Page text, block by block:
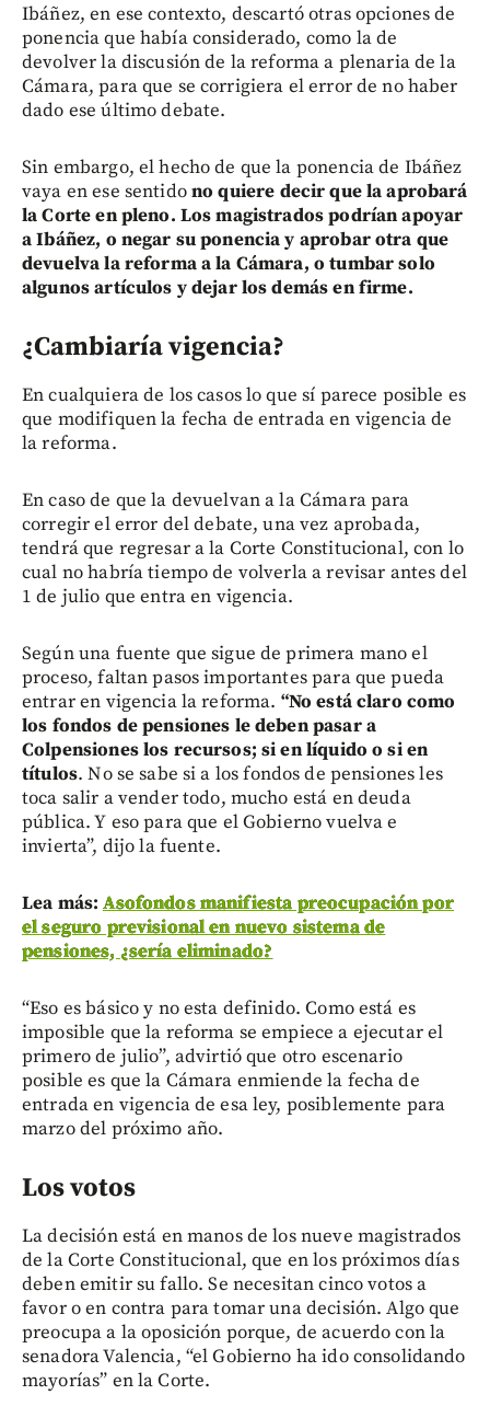
Ibáñez, en ese contexto, descartó otras opciones de
ponencia que había considerado, como la de
devolver la discusión de la reforma a plenaria de la
Cámara, para que se corrigiera el error de no haber
dado ese último debate.
Sin embargo, el hecho de que la ponencia de Ibáñez
vaya en ese sentidono quiere decir que la aprobará
la Corte en pleno. Los magistrados podrían apoyar
a Ibáñez, o negar su ponencia y aprobar otra que
devuelva la reforma a la Cámara, o tumbar solo
algunos artículos y dejar los demás en firme.
¿Cambiaría vigencia?
En cualquiera de los casos lo que sí parece posible es
que modifiquen la fecha de entrada en vigencia de
la reforma.
En caso de que la devuelvan a la Cámara para
corregir el error del debate, una vez aprobada,
tendrá que regresar a la Corte Constitucional, con lo
cual no habría tiempo de volverla a revisar antes del
1 de julio que entra en vigencia.
Según una fuente que sigue de primera mano el
proceso, faltan pasos importantes para que pueda
entrar en vigencia la reforma. “No está claro como
los fondos de pensiones le deben pasar a
Colpensiones los recursos; si en líquido o si en
títulos. No se sabe si a los fondos de pensiones les
toca salir a vender todo, mucho está en deuda
pública. Y eso para que el Gobierno vuelva e
invierta”, dijo la fuente.
Lea más:Asofondos manifiesta preocupación por
el seguro previsional en nuevo sistema de
pensiones, ¿sería eliminado?
“Eso es básico y no esta definido. Como está es
imposible que la reforma se empiece a ejecutar el
primero de julio”, advirtió que otro escenario
posible es que la Cámara enmiende la fecha de
entrada en vigencia de esa ley, posiblemente para
marzo del próximo año.
Los votos
La decisión está en manos de los nueve magistrados
de la Corte Constitucional, que en los próximos días
deben emitir su fallo. Se necesitan cinco votos a
favor o en contra para tomar una decisión. Algo que
preocupa a la oposición porque, de acuerdo con la
senadora Valencia, “el Gobierno ha ido consolidando
mayorías” en la Corte.